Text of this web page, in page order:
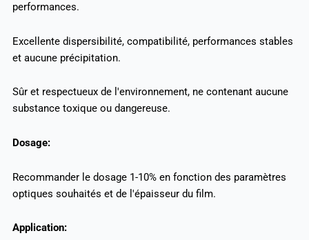
performances.
Excellente dispersibilité, compatibilité, performances stables
et aucune précipitation.
Sûr et respectueux de l'environnement, ne contenant aucune
substance toxique ou dangereuse.
Dosage:
Recommander le dosage 1-10% en fonction des paramètres
optiques souhaités et de l'épaisseur du film.
Application: